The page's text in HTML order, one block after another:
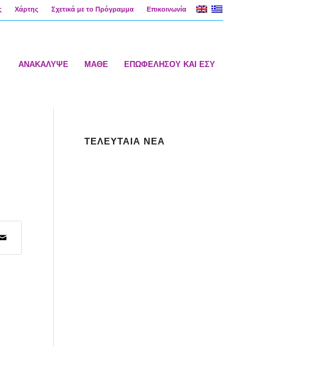
Χάρτης Σχετικά με το Πρόγραμμα Επικοινωνία
ΑΝΑΚΑΛΥΨΕ ΜΑΘΕ ΕΠΩΦΕΛΗΣΟΥ ΚΑΙ ΕΣΥ
ΤΕΛΕΥΤΑΙΑ ΝΕΑ